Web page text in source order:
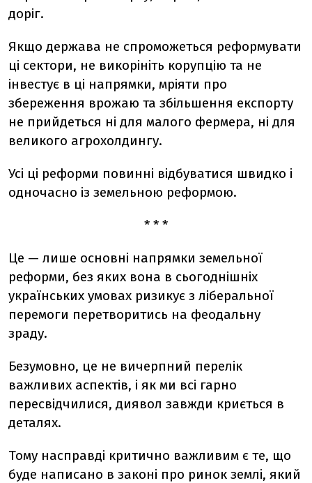
доріг.
Якщо держава не спроможеться реформувати
ці сектори, не викорініть корупцію та не
інвестує в ці напрямки, мріяти про
збереження врожаю та збільшення експорту
не прийдеться ні для малого фермера, ні для
великого агрохолдингу.
Усі ці реформи повинні відбуватися швидко і
одночасно із земельною реформою.
* * *
Це — лише основні напрямки земельної
реформи, без яких вона в сьогоднішніх
українських умовах ризикує з ліберальної
перемоги перетворитись на феодальну
зраду.
Безумовно, це не вичерпний перелік
важливих аспектів, і як ми всі гарно
пересвідчилися, диявол завжди криється в
деталях.
Тому насправді критично важливим є те, що
буде написано в законі про ринок землі, який